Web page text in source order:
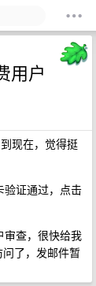
用户
现在，觉得挺
验证通过，点击
审查，很快给我
了，发邮件暂